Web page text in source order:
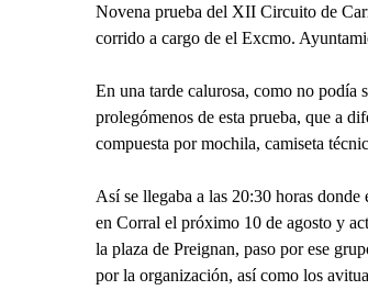
Novena prueba del XII Circuito de
corrido a cargo de el Excmo.
En una tarde calurosa, como no podía
prolegómenos de esta prueba, que a
compuesta por mochila, camiseta
Así se llegaba a las 20:30 horas
en Corral el próximo 10 de agosto y
la plaza de Preignan, paso por ese
por la organización, así como los